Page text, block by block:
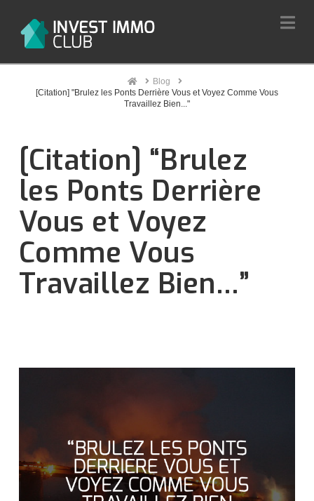
HomeBlog
[Citation] "Brulez les Ponts Derrière Vous et Voyez Comme Vous
Travaillez Bien..."
[Citation] “Brulez
les Ponts Derrière
Vous et Voyez
Comme Vous
Travaillez Bien…”